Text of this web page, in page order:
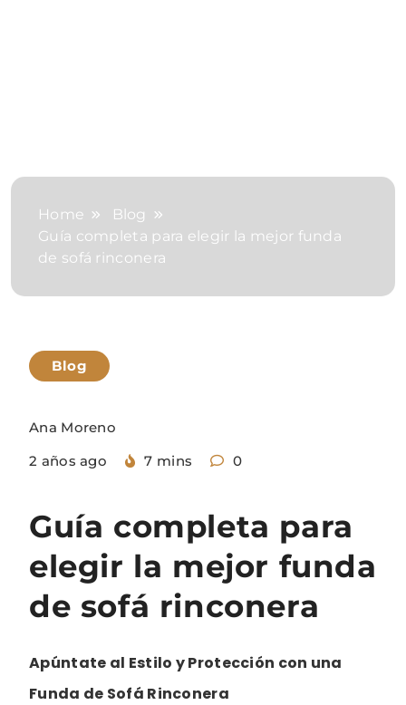
Home
Blog
Guía completa para elegir la mejor funda
de sofá rinconera
Blog
Ana Moreno
2 años ago
7 mins 0
Guía completa para
elegir la mejor funda
de sofá rinconera
Apúntate al Estilo y Protección con una
Funda de Sofá Rinconera